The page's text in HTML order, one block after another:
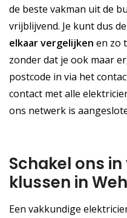
de beste vakman uit de
vrijblijvend. Je kunt dus
elkaar vergelijken en zo
zonder dat je ook maar
postcode in via het
contact met alle
ons netwerk is
Schakel ons
klussen in
Een vakkundige